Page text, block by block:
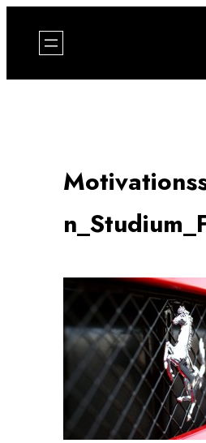
Inhalt
springen